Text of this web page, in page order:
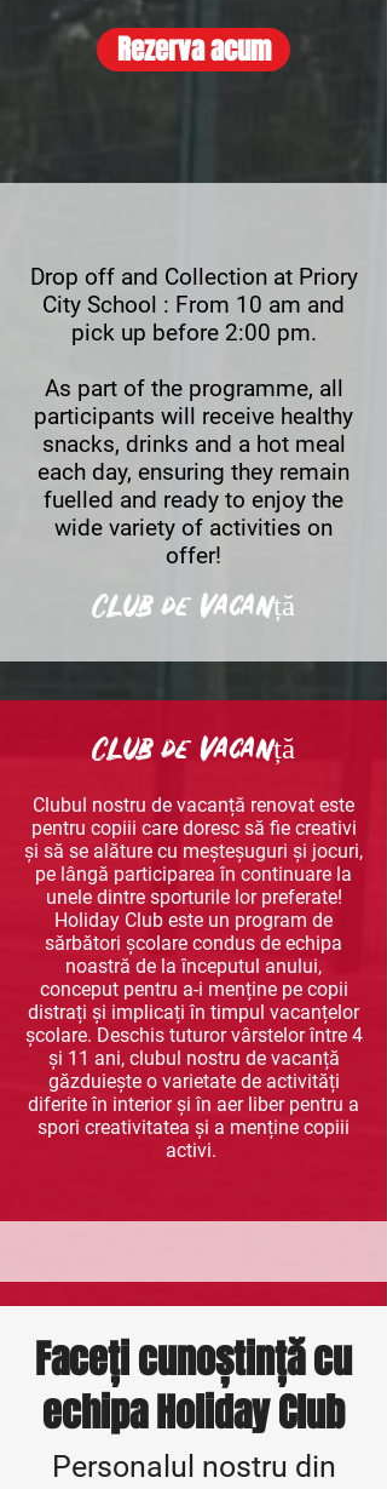
Rezerva acum
Drop off and Collection at Priory
City School : From 10 am and
pick up before 2:00 pm.
As part of the programme, all
participants will receive healthy
snacks, drinks and a hot meal
each day, ensuring they remain
fuelled and ready to enjoy the
wide variety of activities on
offer!
Club de vacanță
Club de vacanță
Clubul nostru de vacanță renovat este
pentru copiii care doresc să fie creativi
și să se alăture cu meșteșuguri și jocuri,
pe lângă participarea în continuare la
unele dintre sporturile lor preferate!
Holiday Club este un program de
sărbători școlare condus de echipa
noastră de la începutul anului,
conceput pentru a-i menține pe copii
distrați și implicați în timpul vacanțelor
școlare. Deschis tuturor vârstelor între 4
și 11 ani, clubul nostru de vacanță
găzduiește o varietate de activități
diferite în interior și în aer liber pentru a
spori creativitatea și a menține copiii
activi.
Faceți cunoștință cu
echipa Holiday Club
Personalul nostru din